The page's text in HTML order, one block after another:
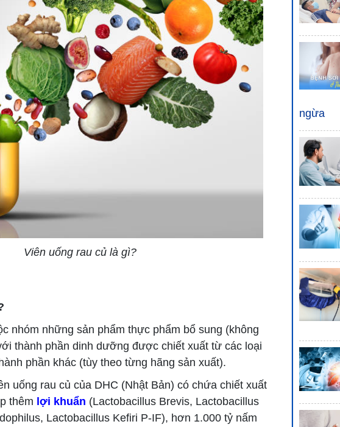
Viên uống rau củ là gì?
nhóm những sản phẩm thực phẩm bổ sung (không
thành phần dinh dưỡng được chiết xuất từ các loại
phần khác (tùy theo từng hãng sản xuất).
uống rau củ của DHC (Nhật Bản) có chứa chiết xuất
thêm lợi khuẩn (Lactobacillus Brevis, Lactobacillus
Lactobacillus Kefiri P-IF), hơn 1.000 tỷ nấm
ngừa